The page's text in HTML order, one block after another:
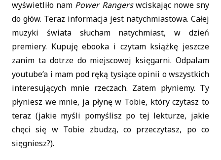
wyświetliło nam Power Rangerswciskając nowe sny
do głów. Teraz informacja jest natychmiastowa. Całej
muzyki świata słucham natychmiast, w dzień
premiery. Kupuję ebooka i czytam książkę jeszcze
zanim ta dotrze do miejscowej księgarni. Odpalam
youtube’a i mam pod ręką tysiące opinii o wszystkich
interesujących mnie rzeczach. Zatem płyniemy. Ty
płyniesz we mnie, ja płynę w Tobie, który czytasz to
teraz (jakie myśli pomyślisz po tej lekturze, jakie
chęci się w Tobie zbudzą, co przeczytasz, po co
sięgniesz?).